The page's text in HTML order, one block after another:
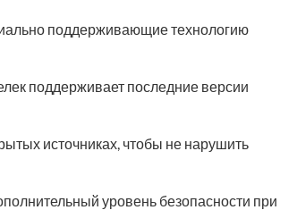
поддерживающие технологию
поддерживает последние версии
источниках, чтобы не нарушить
уровень безопасности при